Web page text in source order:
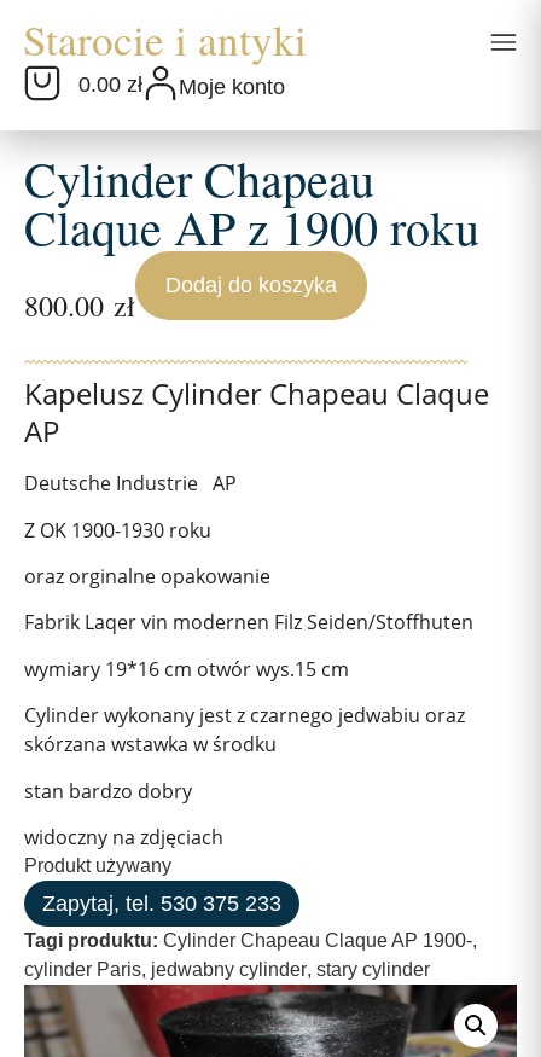
0.00 zł Moje konto
Cylinder Chapeau
Claque AP z 1900 roku
800.00 zł
Dodaj do koszyka
Kapelusz Cylinder Chapeau Claque
AP
Deutsche Industrie AP
Z OK 1900-1930 roku
oraz orginalne opakowanie
Fabrik Laqer vin modernen Filz Seiden/Stoffhuten
wymiary 19*16 cm otwór wys.15 cm
Cylinder wykonany jest z czarnego jedwabiu oraz
skórzana wstawka w środku
stan bardzo dobry
widoczny na zdjęciach
Produkt używany
Zapytaj, tel. 530 375 233
Tagi produktu: Cylinder Chapeau Claque AP 1900-,
cylinder Paris, jedwabny cylinder, stary cylinder